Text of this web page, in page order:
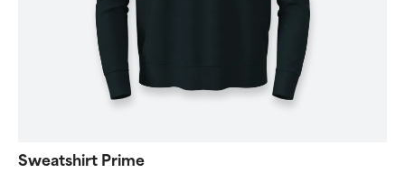
Sweatshirt Prime